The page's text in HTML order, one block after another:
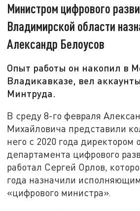
Министром цифрового
Владимирской области
Александр Белоусов
Опыт работы он накопил в
Владикавказе, вел
Минтруда.
В среду 8-го февраля
Михайловича представили
него с 2020 года директором
департамента цифрового
работал Сергей Орлов,
года назначили
«цифрового министра».